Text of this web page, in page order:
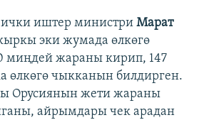
ички иштер министри Марат
эки жумада өлкөгө
миңдей жараны кирип, 147
өлкөгө чыкканын билдирген.
Орусиянын жети жараны
айрымдары чек арадан